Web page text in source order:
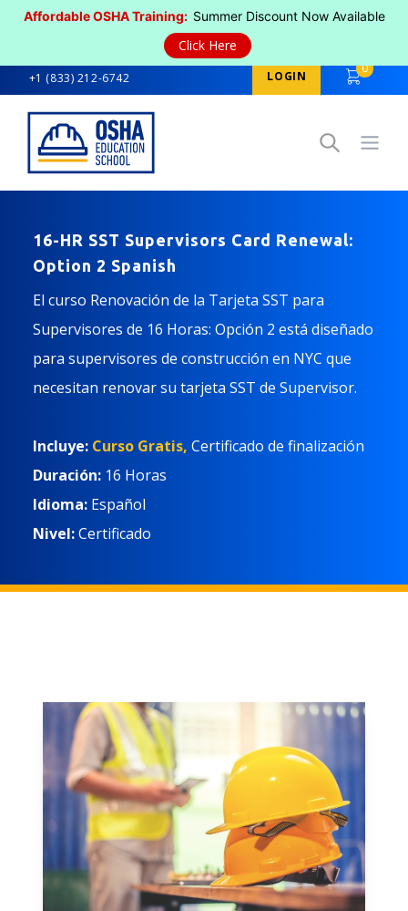
Affordable OSHA Training: Summer Discount Now Available
Click Here
+1 (833) 212-6742 LOGIN
0
16-HR SST Supervisors Card Renewal:
Option 2 Spanish
El curso Renovación de la Tarjeta SST para
Supervisores de 16 Horas: Opción 2 está diseñado
para supervisores de construcción en NYC que
necesitan renovar su tarjeta SST de Supervisor.
Incluye: Curso Gratis, Certificado de finalización
Duración: 16 Horas
Idioma: Español
Nivel:Certificado